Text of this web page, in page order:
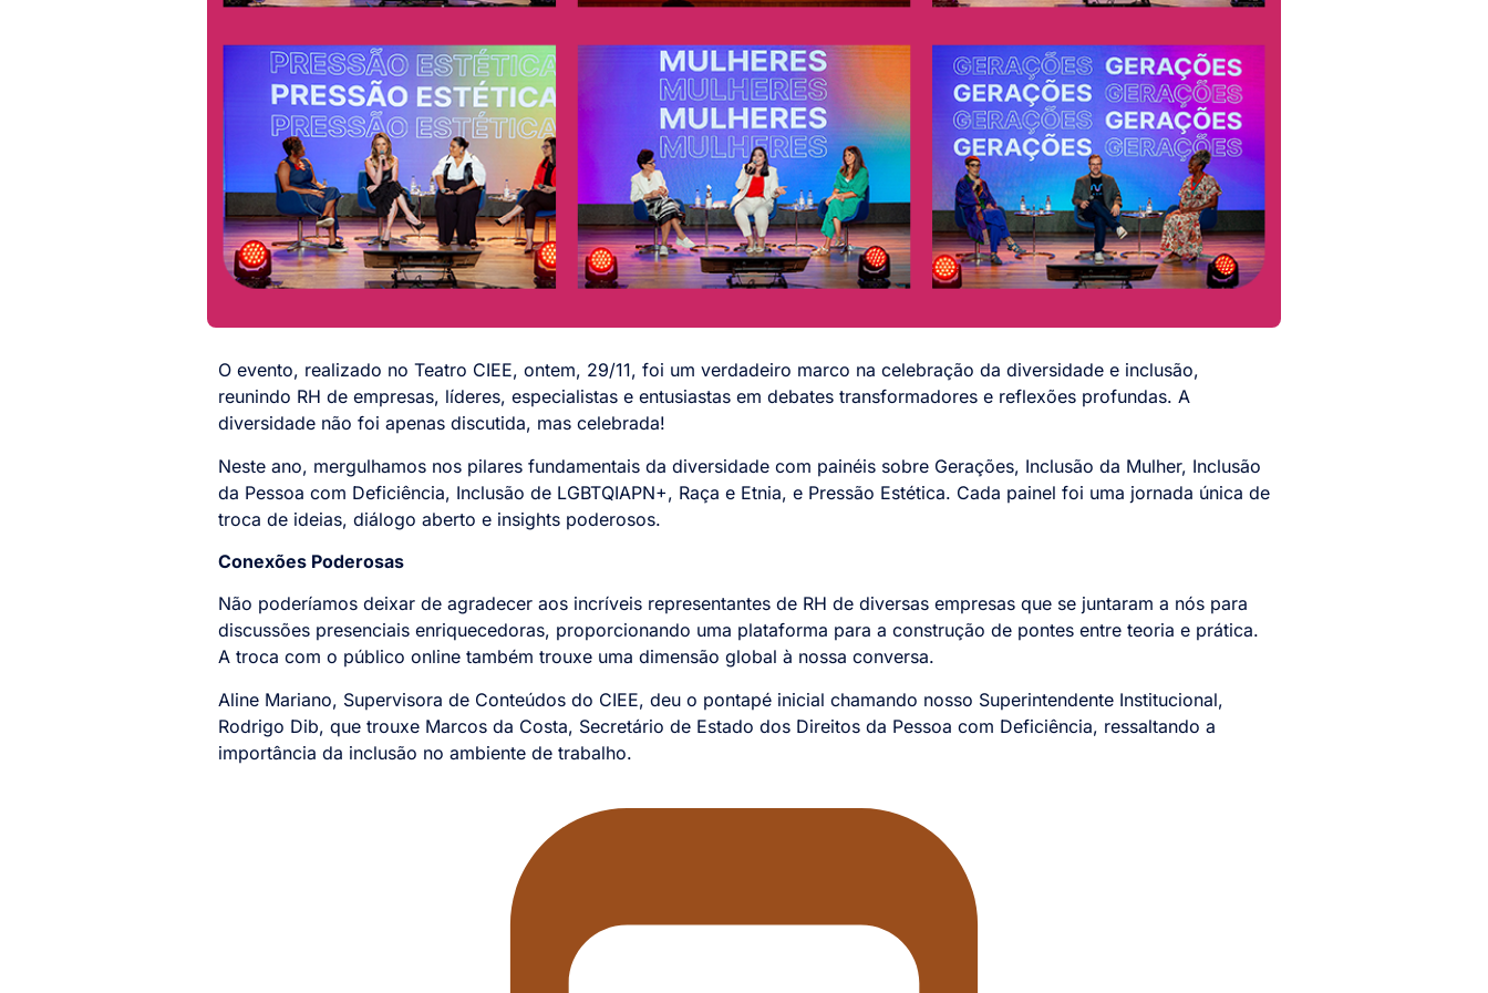
O evento, realizado no Teatro CIEE, ontem, 29/11, foi um verdadeiro marco na celebração da diversidade e inclusão,
reunindo RH de empresas, líderes, especialistas e entusiastas em debates transformadores e reflexões profundas. A
diversidade não foi apenas discutida, mas celebrada!
Neste ano, mergulhamos nos pilares fundamentais da diversidade com painéis sobre Gerações, Inclusão da Mulher, Inclusão
da Pessoa com Deficiência, Inclusão de LGBTQIAPN+, Raça e Etnia, e Pressão Estética. Cada painel foi uma jornada única de
troca de ideias, diálogo aberto e insights poderosos.
Conexões Poderosas
Não poderíamos deixar de agradecer aos incríveis representantes de RH de diversas empresas que se juntaram a nós para
discussões presenciais enriquecedoras, proporcionando uma plataforma para a construção de pontes entre teoria e prática.
A troca com o público online também trouxe uma dimensão global à nossa conversa.
Aline Mariano, Supervisora de Conteúdos do CIEE, deu o pontapé inicial chamando nosso Superintendente Institucional,
Rodrigo Dib, que trouxe Marcos da Costa, Secretário de Estado dos Direitos da Pessoa com Deficiência, ressaltando a
importância da inclusão no ambiente de trabalho.